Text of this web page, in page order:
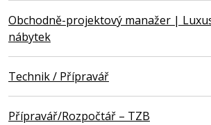
Obchodně-projektový manažer |
nábytek
Technik / Přípravář
Přípravář/Rozpočtář – TZB